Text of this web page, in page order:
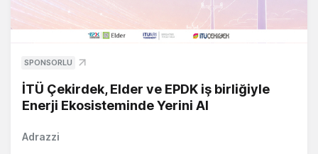
SPONSORLU
İTÜ Çekirdek, Elder ve EPDK iş birliğiyle
Enerji Ekosisteminde Yerini Al
Adrazzi